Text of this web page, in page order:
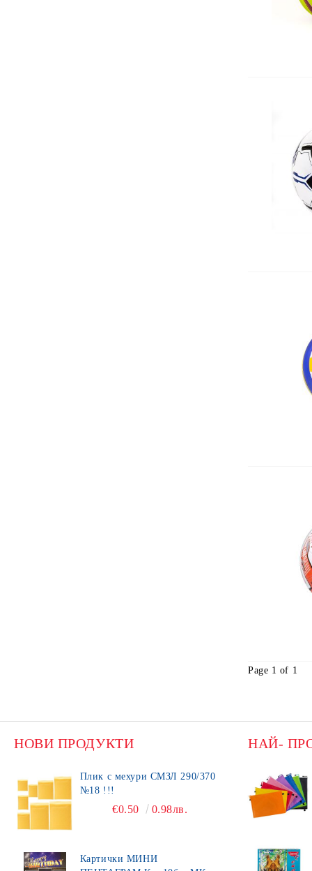
Page 1 of 1
НОВИ ПРОДУКТИ
Плик с мехури СМЗЛ 290/370
№18 !!!
€0.50 0.98лв.
Картички МИНИ
НАЙ-